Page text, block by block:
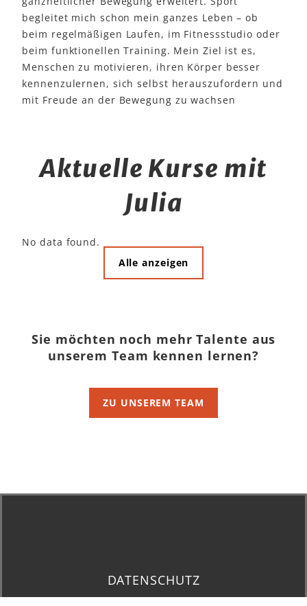
begleitet mich schon mein ganzes Leben – ob
beim regelmäßigen Laufen, im Fitnessstudio oder
beim funktionellen Training. Mein Ziel ist es,
Menschen zu motivieren, ihren Körper besser
kennenzulernen, sich selbst herauszufordern und
mit Freude an der Bewegung zu wachsen
Aktuelle Kurse mit
Julia
No data found.
Alle anzeigen
Sie möchten noch mehr Talente aus
unserem Team kennen lernen?
ZU UNSEREM TEAM
DATENSCHUTZ